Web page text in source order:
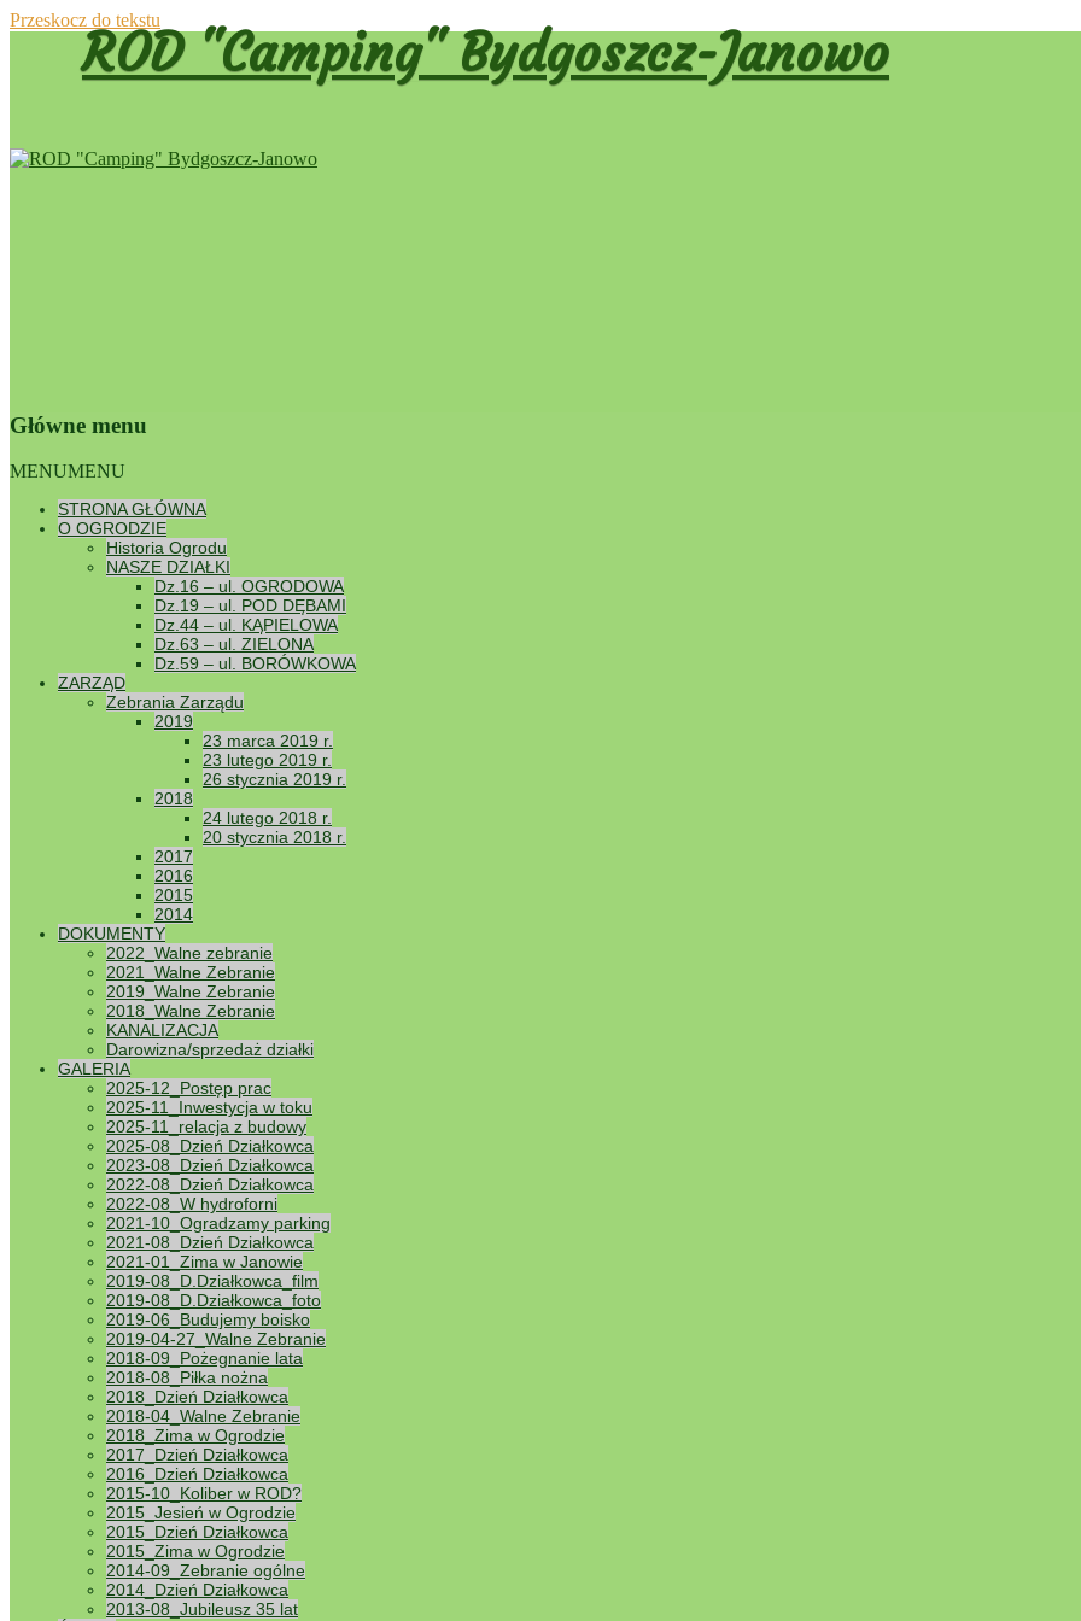
Przeskocz do tekstu
ROD "Camping" Bydgoszcz-Janowo
Główne menu
MENUMENU
STRONA GŁÓWNA
O OGRODZIE
Historia Ogrodu
NASZE DZIAŁKI
Dz.16 – ul. OGRODOWA
Dz.19 – ul. POD DĘBAMI
Dz.44 – ul. KĄPIELOWA
Dz.63 – ul. ZIELONA
Dz.59 – ul. BORÓWKOWA
ZARZĄD
Zebrania Zarządu
2019
23 marca 2019 r.
23 lutego 2019 r.
26 stycznia 2019 r.
2018
24 lutego 2018 r.
20 stycznia 2018 r.
2017
2016
2015
2014
DOKUMENTY
2022_Walne zebranie
2021_Walne Zebranie
2019_Walne Zebranie
2018_Walne Zebranie
KANALIZACJA
Darowizna/sprzedaż działki
GALERIA
2025-12_Postęp prac
2025-11_Inwestycja w toku
2025-11_relacja z budowy
2025-08_Dzień Działkowca
2023-08_Dzień Działkowca
2022-08_Dzień Działkowca
2022-08_W hydroforni
2021-10_Ogradzamy parking
2021-08_Dzień Działkowca
2021-01_Zima w Janowie
2019-08_D.Działkowca_film
2019-08_D.Działkowca_foto
2019-06_Budujemy boisko
2019-04-27_Walne Zebranie
2018-09_Pożegnanie lata
2018-08_Piłka nożna
2018_Dzień Działkowca
2018-04_Walne Zebranie
2018_Zima w Ogrodzie
2017_Dzień Działkowca
2016_Dzień Działkowca
2015-10_Koliber w ROD?
2015_Jesień w Ogrodzie
2015_Dzień Działkowca
2015_Zima w Ogrodzie
2014-09_Zebranie ogólne
2014_Dzień Działkowca
2013-08_Jubileusz 35 lat